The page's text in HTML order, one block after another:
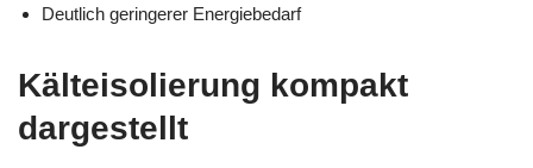
Deutlich geringerer Energiebedarf
Kälteisolierung kompakt
dargestellt